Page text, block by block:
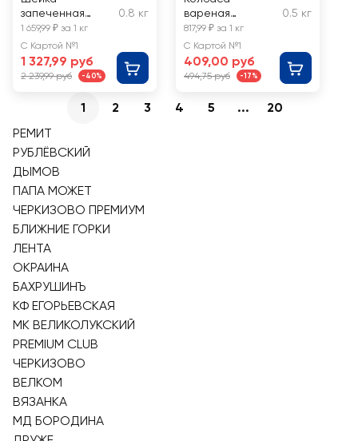
запеченная
РЕМИТ
Домашняя,
весовая
0.8 кг
1 659,99 ₽ за 1 кг
С Картой №1
1 327,99 руб
2 239,99 руб -40%
вареная
МЯСНАЯ
ИСТОРИЯ
Элитная,
категория Б,
весовая
0.5 кг
817,99 ₽ за 1 кг
С Картой №1
409,00 руб
494,75 руб -17%
1 2 3 4 5 ...
20
РЕМИТ
РУБЛЁВСКИЙ
ДЫМОВ
ПАПА МОЖЕТ
ЧЕРКИЗОВО ПРЕМИУМ
БЛИЖНИЕ ГОРКИ
ЛЕНТА
ОКРАИНА
БАХРУШИНЪ
КФ ЕГОРЬЕВСКАЯ
МК ВЕЛИКОЛУКСКИЙ
PREMIUM CLUB
ЧЕРКИЗОВО
ВЕЛКОМ
ВЯЗАНКА
МД БОРОДИНА